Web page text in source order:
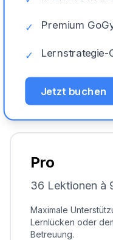
✓ Premium
✓ Lernstrategie-
Jetzt buchen
Pro
36 Lektionen à
Maximale
Lernlücken oder
Betreuung.